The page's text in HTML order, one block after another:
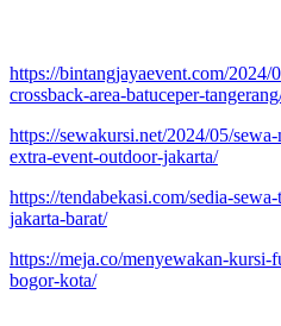
https://bintangjayaevent.com/
crossback-area-batuceper-
https://sewakursi.net/2024/05/
extra-event-outdoor-jakarta/
https://tendabekasi.com/sedia-
jakarta-barat/
https://meja.co/menyewakan-kursi-
bogor-kota/